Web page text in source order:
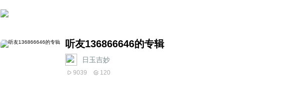
听友136866646的专辑
日玉吉妙
9039 120